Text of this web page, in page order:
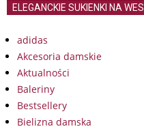
ELEGANCKIE SUKIENKI NA
adidas
Akcesoria damskie
Aktualności
Baleriny
Bestsellery
Bielizna damska